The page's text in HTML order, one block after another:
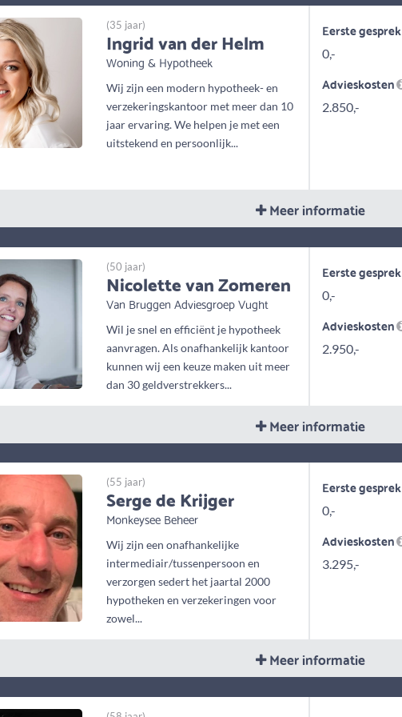
(35 jaar)
Ingrid van der Helm
Woning & Hypotheek
Wij zijn een modern hypotheek- en
verzekeringskantoor met meer dan 10
jaar ervaring. We helpen je met een
uitstekend en persoonlijk...
Eerste gesprek
0,-
Advieskosten
2.850,-
Meer informatie
(50 jaar)
Nicolette van Zomeren
Van Bruggen Adviesgroep Vught
Wil je snel en efficiënt je hypotheek
aanvragen. Als onafhankelijk kantoor
kunnen wij een keuze maken uit meer
dan 30 geldverstrekkers...
Eerste gesprek
0,-
Advieskosten
2.950,-
Meer informatie
(55 jaar)
Serge de Krijger
Monkeysee Beheer
Wij zijn een onafhankelijke
intermediair/tussenpersoon en
verzorgen sedert het jaartal 2000
hypotheken en verzekeringen voor
zowel...
Eerste gesprek
0,-
Advieskosten
3.295,-
Meer informatie